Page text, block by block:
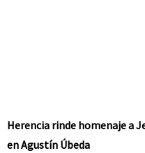
Herencia rinde homenaje a
en Agustín Úbeda